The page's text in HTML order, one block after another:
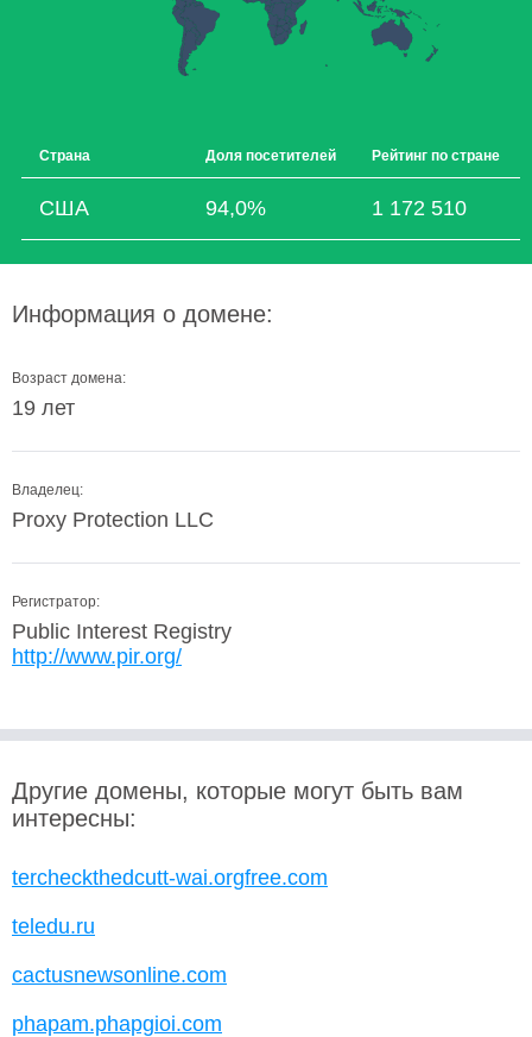
Страна Доля посетителей Рейтинг по стране
США 94,0% 1 172 510
Информация о домене:
Возраст домена:
19 лет
Владелец:
Proxy Protection LLC
Регистратор:
Public Interest Registry
http://www.pir.org/
Другие домены, которые могут быть вам
интересны:
tercheckthedcutt-wai.orgfree.com
teledu.ru
cactusnewsonline.com
phapam.phapgioi.com